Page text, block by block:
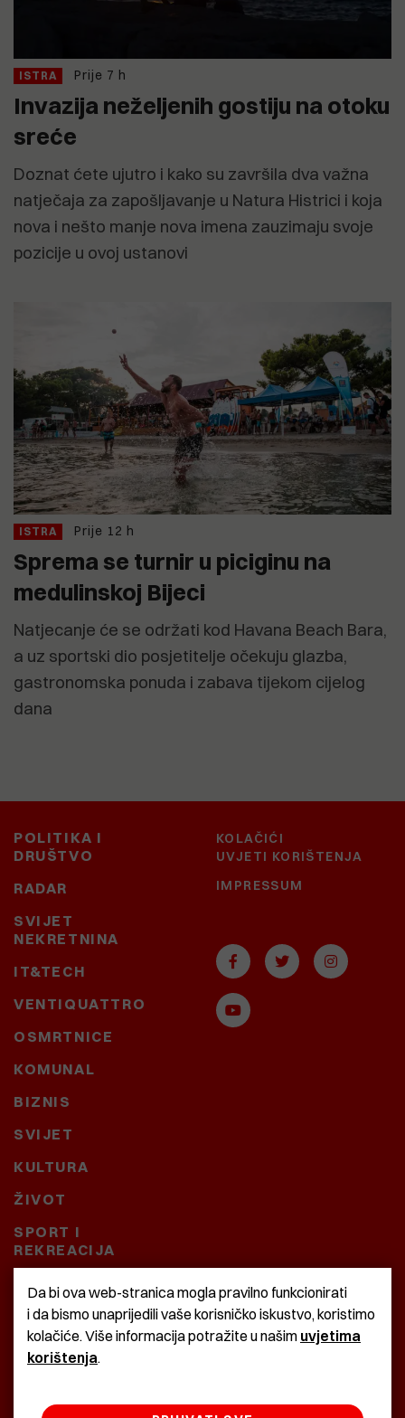
ISTRA Prije 7 h
Invazija neželjenih gostiju na otoku
sreće
Doznat ćete ujutro i kako su završila dva važna
natječaja za zapošljavanje u Natura Histrici i koja
nova i nešto manje nova imena zauzimaju svoje
pozicije u ovoj ustanovi
ISTRA Prije 12 h
Sprema se turnir u piciginu na
medulinskoj Bijeci
Natjecanje će se održati kod Havana Beach Bara,
a uz sportski dio posjetitelje očekuju glazba,
gastronomska ponuda i zabava tijekom cijelog
dana
POLITIKA I
DRUŠTVO
RADAR
SVIJET
NEKRETNINA
IT&TECH
VENTIQUATTRO
OSMRTNICE
KOMUNAL
BIZNIS
SVIJET
KULTURA
ŽIVOT
SPORT I
REKREACIJA
BAŠTARDINI I PRAVI
KRASNA ZEMLJA
KOLAČIĆI
UVJETI KORIŠTENJA
IMPRESSUM
Da bi ova web-stranica mogla pravilno funkcionirati
i da bismo unaprijedili vaše korisničko iskustvo, koristimo
kolačiće. Više informacija potražite u našim uvjetima
korištenja.